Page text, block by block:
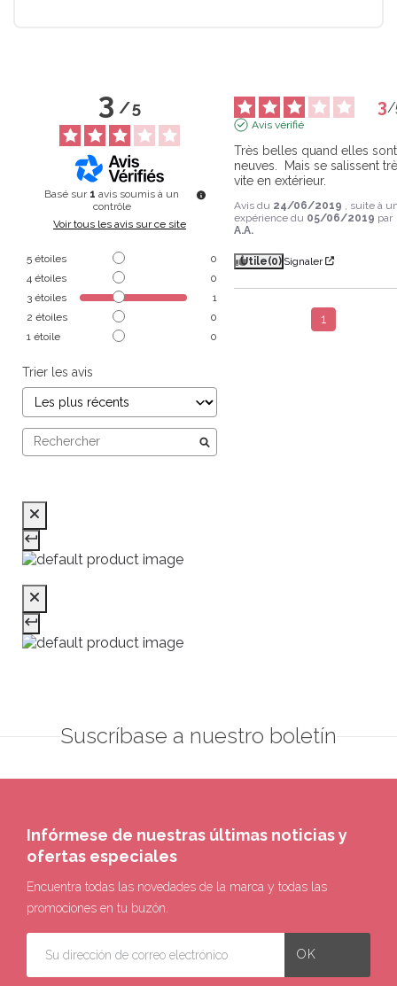
3/5
Basé sur 1 avis soumis à un
contrôle
Voir tous les avis sur ce site
5 étoiles
0
4 étoiles
0
3 étoiles
1
2 étoiles
0
1 étoile 0
Trier les avis
3/
Avis vérifié
Très belles quand elles sont
neuves.  Mais se salissent
vite en extérieur.
Avis du 24/06/2019 , suite à
expérience du 05/06/2019 par
A.A.
Utile(0) Signaler
1
Suscríbase a nuestro boletín
Infórmese de nuestras últimas noticias y
ofertas especiales
Encuentra todas las novedades de la marca y todas las
promociones en tu buzón.